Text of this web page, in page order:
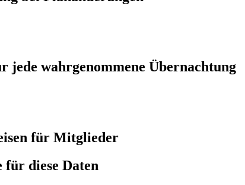
jede wahrgenommene Übernachtung
für Mitglieder
für diese Daten